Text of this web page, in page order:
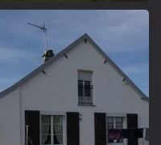
Nettoyage et
ravalement de
façade 51